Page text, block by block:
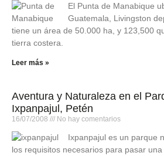
El Punta de Manabique
Guatemala, Livingston
tiene un área de 50.000 ha, y 123,500
tierra costera.
Leer más »
Aventura y Naturaleza en el
Ixpanpajul, Petén
16/07/2008 No hay comentarios
Ixpanpajul es un parque
los requisitos necesarios para pasar